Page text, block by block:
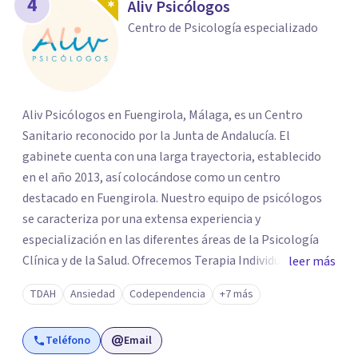
Aliv Psicólogos
Centro de Psicología especializado
Aliv Psicólogos en Fuengirola, Málaga, es un Centro
Sanitario reconocido por la Junta de Andalucía. El
gabinete cuenta con una larga trayectoria, establecido
en el año 2013, así colocándose como un centro
destacado en Fuengirola. Nuestro equipo de psicólogos
se caracteriza por una extensa experiencia y
especialización en las diferentes áreas de la Psicología
Clínica y de la Salud. Ofrecemos Terapia Individual,
Terapia de Pareja y Terapia Familiar de forma presencial y
online. Atendemos a personas de todas las edades en
español, inglés y sueco. Para los más pequeños contamos
con un psicólogo infantil especializado en infancia y
leer más
TDAH Ansiedad Codependencia +7 más
Teléfono Email